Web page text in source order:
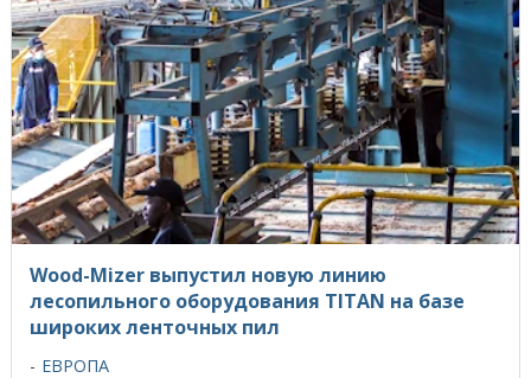
Wood-Mizer выпустил новую линию
лесопильного оборудования TITAN на базе
широких ленточных пил
ЕВРОПА